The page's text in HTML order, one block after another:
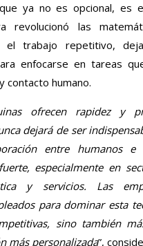
ya no es opcional, es
revolucionó las
el trabajo repetitivo,
enfocarse en tareas
contacto humano.
ofrecen rapidez y
dejará de ser
entre humanos e
especialmente en
y servicios. Las
para dominar esta
sino también
más personalizada”,